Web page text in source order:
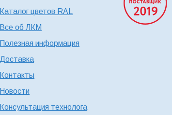
Каталог цветов RAL
Все об ЛКМ
Полезная информация
Доставка
Контакты
Новости
Консультация технолога